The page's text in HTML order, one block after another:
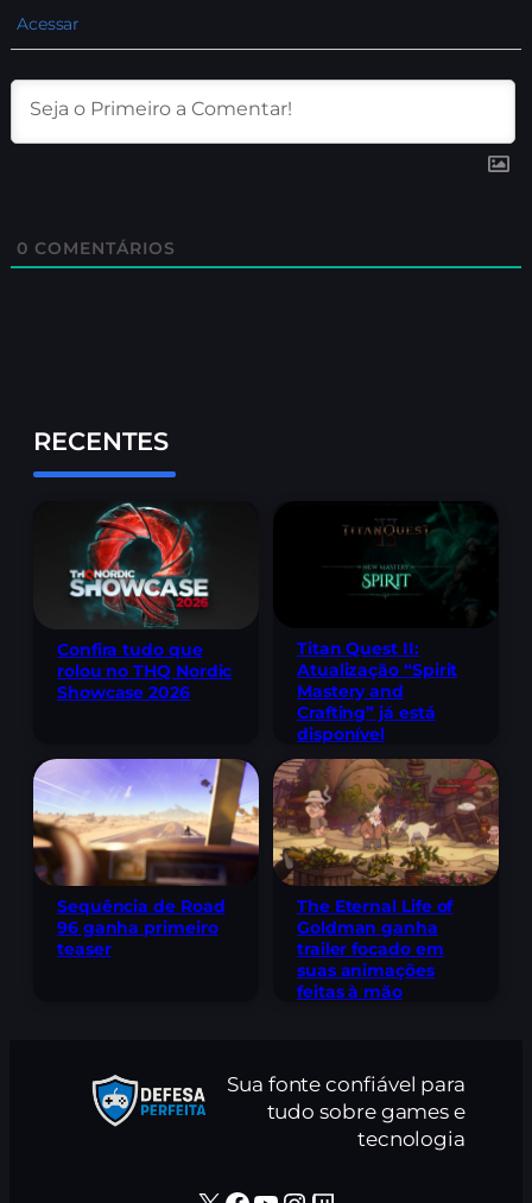
Acessar
0 COMENTÁRIOS
RECENTES
Confira tudo que
rolou no THQ Nordic
Showcase 2026
Titan Quest II:
Atualização “Spirit
Mastery and
Crafting” já está
disponível
Sequência de Road
96 ganha primeiro
teaser
The Eternal Life of
Goldman ganha
trailer focado em
suas animações
feitas à mão
Sua fonte confiável para
tudo sobre games e
tecnologia